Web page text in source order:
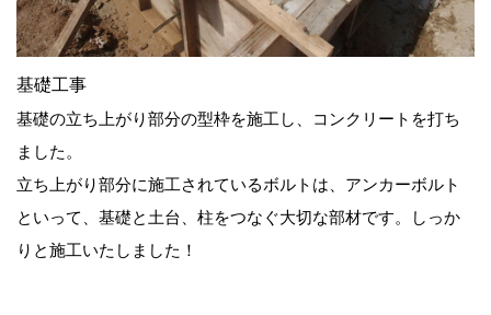
基礎工事
基礎の立ち上がり部分の型枠を施工し、コンクリートを打ち
ました。
立ち上がり部分に施工されているボルトは、アンカーボルト
といって、基礎と土台、柱をつなぐ大切な部材です。しっか
りと施工いたしました！